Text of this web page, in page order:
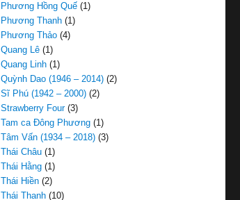
Phương Hồng Quế (1)
Phương Thanh (1)
Phương Thảo (4)
Quang Lê (1)
Quang Linh (1)
Quỳnh Dao (1946 – 2014) (2)
Sĩ Phú (1942 – 2000) (2)
Strawberry Four(3)
Tam ca Đông Phương (1)
Tâm Vấn (1934 – 2018) (3)
Thái Châu (1)
Thái Hằng (1)
Thái Hiền (2)
Thái Thanh (10)